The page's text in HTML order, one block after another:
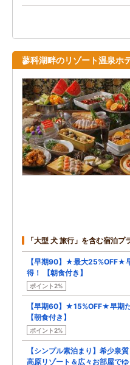
蓼科湖畔のリゾート温泉ホ
「大型 犬 旅行」を含む宿泊プ
【早期90】★最大25%OFF★
得！ 【朝食付き】
ポイント2%
【早期60】★15%OFF★早期
【朝食付き】
ポイント2%
【シンプル素泊まり】希少泉質
高原リゾート＆広々お部屋で